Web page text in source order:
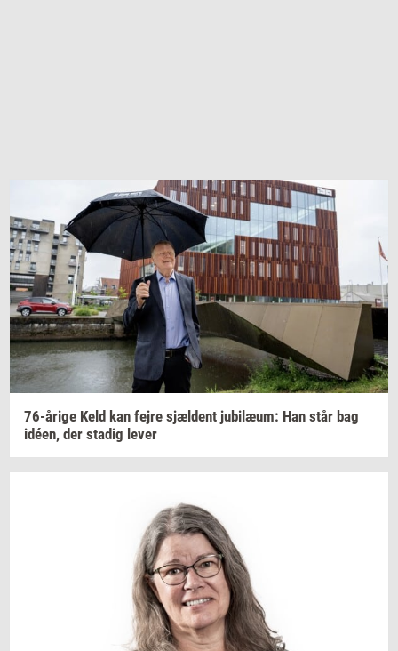
76-​årige Keld kan fejre sjæl­dent ju­bilæum: Han står bag
idéen, der sta­dig lever